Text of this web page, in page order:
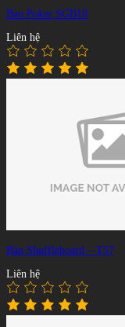
Bàn Poker SGB18
Liên hệ
Bàn Shuffleboard – T57
Liên hệ